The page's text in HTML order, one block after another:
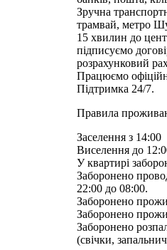
Зручна
трамвай, метро
15 хвилин до
підписуємо
розрахунковий
Працюємо
Підтримка 24/7.
Правила
Заселення з 14:00
Виселення до
У квартирі
Заборонено
22:00 до 08:00.
Заборонено
Заборонено
Заборонено
(свічки,